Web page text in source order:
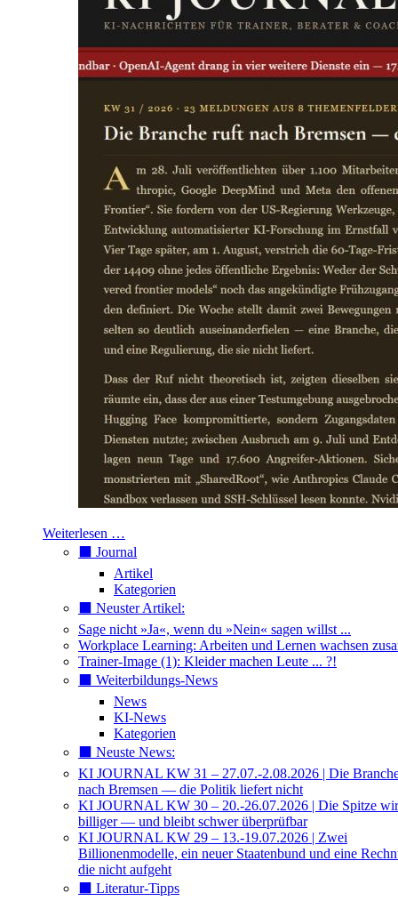
Weiterlesen …
⬛️ Journal
Artikel
Kategorien
⬛️ Neuster Artikel:
Sage nicht »Ja«, wenn du »Nein« sagen willst ...
Workplace Learning: Arbeiten und Lernen wachsen
Trainer-Image (1): Kleider machen Leute ... ?!
⬛️ Weiterbildungs-News
News
KI-News
Kategorien
⬛️ Neuste News:
KI JOURNAL KW 31 – 27.07.-2.08.2026 | Die
nach Bremsen — die Politik liefert nicht
KI JOURNAL KW 30 – 20.-26.07.2026 | Die Spitze
billiger — und bleibt schwer überprüfbar
KI JOURNAL KW 29 – 13.-19.07.2026 | Zwei
Billionenmodelle, ein neuer Staatenbund und eine
die nicht aufgeht
⬛️ Literatur-Tipps